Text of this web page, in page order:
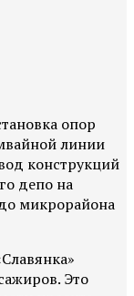
опор
линии
конструкций
депо на
микрорайона
Это